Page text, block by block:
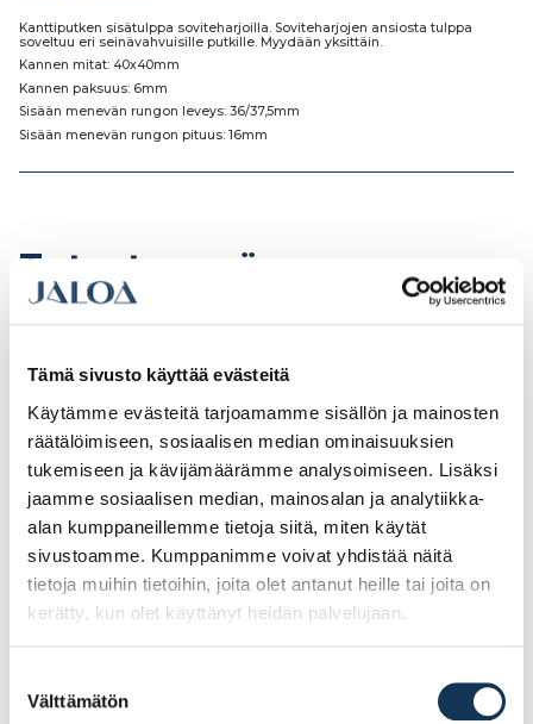
Tämä sivusto käyttää evästeitä
Käytämme evästeitä tarjoamamme sisällön ja mainosten
räätälöimiseen, sosiaalisen median ominaisuuksien
tukemiseen ja kävijämäärämme analysoimiseen. Lisäksi
jaamme sosiaalisen median, mainosalan ja analytiikka-
alan kumppaneillemme tietoja siitä, miten käytät
sivustoamme. Kumppanimme voivat yhdistää näitä
tietoja muihin tietoihin, joita olet antanut heille tai joita on
kerätty, kun olet käyttänyt heidän palvelujaan.
valinta
Välttämätön
Kanttiputken sisätulppa soviteharjoilla. Soviteharjojen ansiosta tulppa
soveltuu eri seinävahvuisille putkille. Myydään yksittäin.
Kannen mitat: 40x40mm
Kannen paksuus: 6mm
Sisään menevän rungon leveys: 36/37,5mm
Sisään menevän rungon pituus: 16mm
Tutustu myös
Tulppa Nelikulmainen
Johdon läpivienti